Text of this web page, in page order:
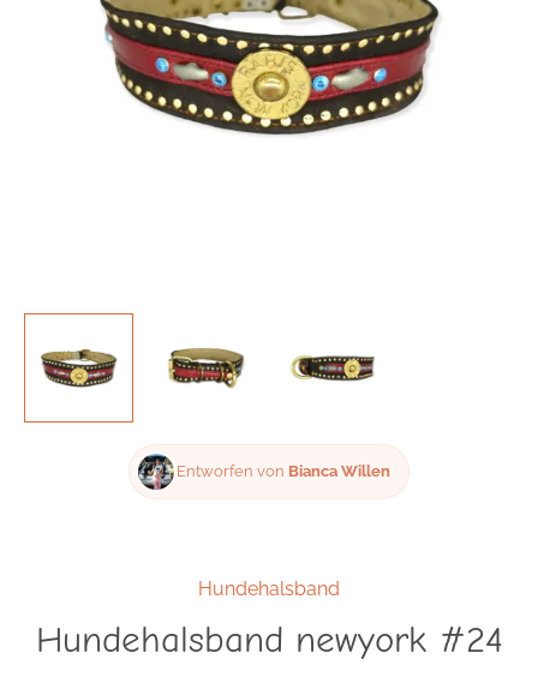
Entworfen von Bianca Willen
Hundehalsband
Hundehalsband newyork #24